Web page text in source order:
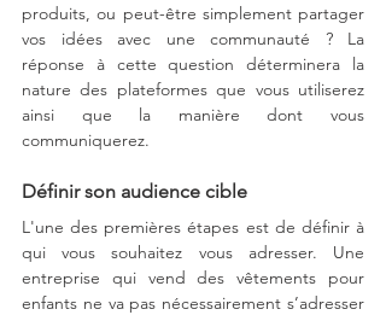
produits, ou peut-être simplement partager
vos idées avec une communauté ? La
réponse à cette question déterminera la
nature des plateformes que vous utiliserez
ainsi que la manière dont vous
communiquerez.
Définir son audience cible
L'une des premières étapes est de définir à
qui vous souhaitez vous adresser. Une
entreprise qui vend des vêtements pour
enfants ne va pas nécessairement s’adresser